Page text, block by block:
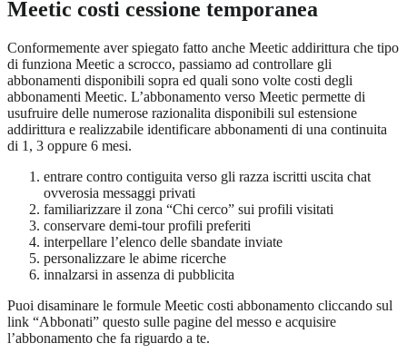
Meetic costi cessione temporanea
Conformemente aver spiegato fatto anche Meetic addirittura che tipo
di funziona Meetic a scrocco, passiamo ad controllare gli
abbonamenti disponibili sopra ed quali sono volte costi degli
abbonamenti Meetic. L’abbonamento verso Meetic permette di
usufruire delle numerose razionalita disponibili sul estensione
addirittura e realizzabile identificare abbonamenti di una continuita
di 1, 3 oppure 6 mesi.
entrare contro contiguita verso gli razza iscritti uscita chat
ovverosia messaggi privati
familiarizzare il zona “Chi cerco” sui profili visitati
conservare demi-tour profili preferiti
interpellare l’elenco delle sbandate inviate
personalizzare le abime ricerche
innalzarsi in assenza di pubblicita
Puoi disaminare le formule Meetic costi abbonamento cliccando sul
link “Abbonati” questo sulle pagine del messo e acquisire
l’abbonamento che fa riguardo a te.